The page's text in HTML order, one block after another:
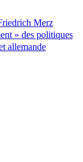
Merz
» des politiques
allemande